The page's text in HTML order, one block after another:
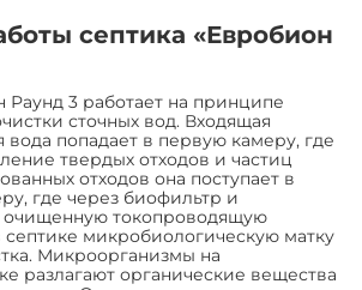
септика «Евробион
Раунд 3 работает на принципе
сточных вод. Входящая
вода попадает в первую камеру, где
твердых отходов и частиц
отходов она поступает в
где через биофильтр и
очищенную токопроводящую
септике микробиологическую матку
Микроорганизмы на
разлагают органические вещества